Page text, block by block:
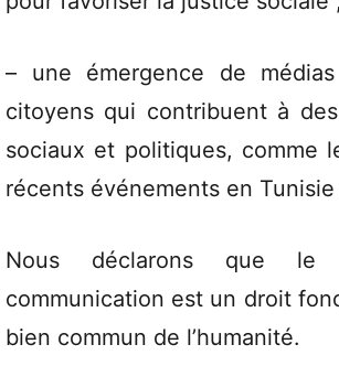
– une émergence de
citoyens qui contribuent à
sociaux et politiques, comme
récents événements en
Nous déclarons que
communication est un droit
bien commun de l’humanité.